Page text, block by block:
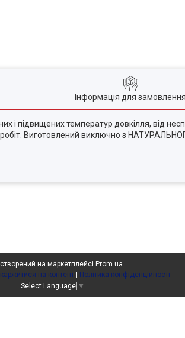
Інформація для замовлення
і підвищених температур довкілля, від
робіт. Виготовлений виключно з
на маркетплейсі Prom.ua
на контент
Політика конфіденційності
Select Language ▼